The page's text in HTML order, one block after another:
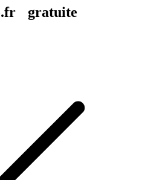
gratuite